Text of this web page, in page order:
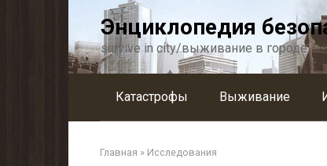
Энциклопедия
survive in city/выживание в городе
Катастрофы Выживание
Главная » Исследования